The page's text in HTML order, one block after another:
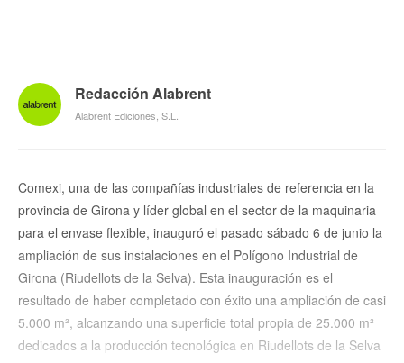
Redacción Alabrent
Alabrent Ediciones, S.L.
Comexi, una de las compañías industriales de referencia en la
provincia de Girona y líder global en el sector de la maquinaria
para el envase flexible, inauguró el pasado sábado 6 de junio la
ampliación de sus instalaciones en el Polígono Industrial de
Girona (Riudellots de la Selva). Esta inauguración es el
resultado de haber completado con éxito una ampliación de casi
5.000 m², alcanzando una superficie total propia de 25.000 m²
dedicados a la producción tecnológica en Riudellots de la Selva